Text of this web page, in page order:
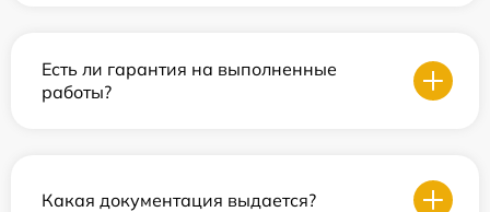
Есть ли гарантия на выполненные
работы?
Какая документация выдается?